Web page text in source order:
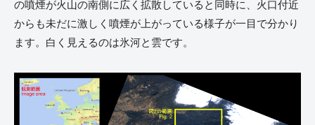
の噴煙が火山の南側に広く拡散していると同時に、火口付近
からも未だに激しく噴煙が上がっている様子が一目で分かり
ます。白く見えるのは氷河と雲です。